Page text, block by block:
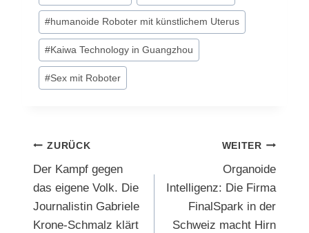
#humanoide Roboter mit künstlichem Uterus
#Kaiwa Technology in Guangzhou
#Sex mit Roboter
Beitragsnavigation
ZURÜCK
Der Kampf gegen
das eigene Volk. Die
Journalistin Gabriele
Krone-Schmalz klärt
WEITER
Organoide
Intelligenz: Die Firma
FinalSpark in der
Schweiz macht Hirn